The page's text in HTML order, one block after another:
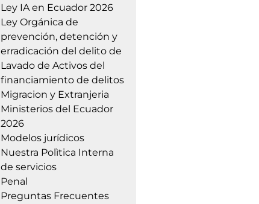
Ley IA en Ecuador 2026
Ley Orgánica de
prevención, detención y
erradicación del delito de
Lavado de Activos del
financiamiento de delitos
Migracion y Extranjeria
Ministerios del Ecuador
2026
Modelos jurídicos
Nuestra Polìtica Interna
de servicios
Penal
Preguntas Frecuentes